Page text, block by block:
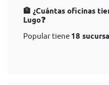
🏦 ¿Cuántas oficinas
Lugo❓
Popular tiene 18